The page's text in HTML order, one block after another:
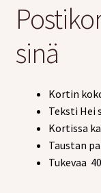
sinä
Kortin
Teksti Hei
Kortissa
Taustan
Tukevaa